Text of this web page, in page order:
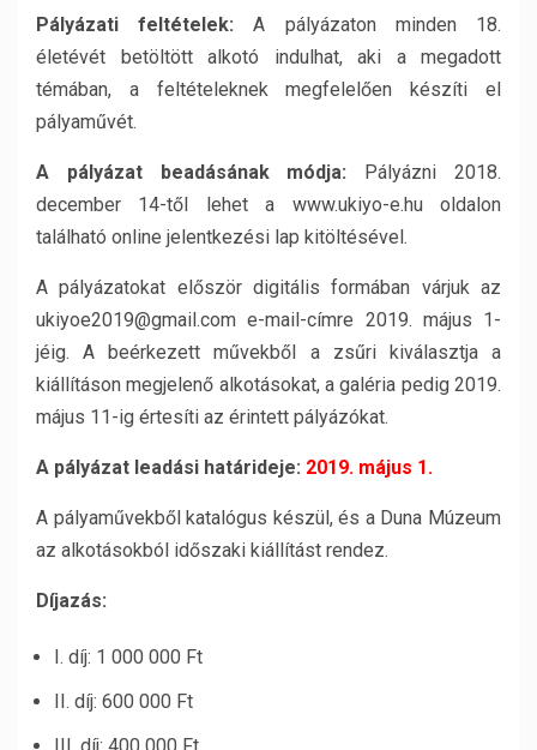
Pályázati feltételek:A pályázaton minden 18.
életévét betöltött alkotó indulhat, aki a megadott
témában, a feltételeknek megfelelően készíti el
pályaművét.
A pályázat beadásának módja: Pályázni 2018.
december 14-től lehet a www.ukiyo-e.hu oldalon
található online jelentkezési lap kitöltésével.
A pályázatokat először digitális formában várjuk az
ukiyoe2019@gmail.com e-mail-címre 2019. május 1-
jéig. A beérkezett művekből a zsűri kiválasztja a
kiállításon megjelenő alkotásokat, a galéria pedig 2019.
május 11-ig értesíti az érintett pályázókat.
A pályázat leadási határideje: 2019. május 1.
A pályaművekből katalógus készül, és a Duna Múzeum
az alkotásokból időszaki kiállítást rendez.
Díjazás:
I. díj: 1 000 000 Ft
II. díj: 600 000 Ft